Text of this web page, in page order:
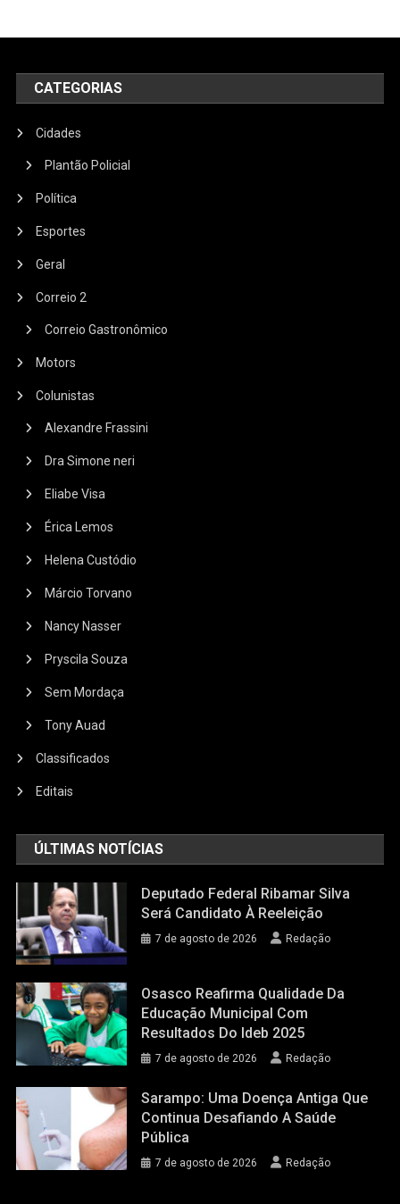
CATEGORIAS
Cidades
Plantão Policial
Política
Esportes
Geral
Correio 2
Correio Gastronômico
Motors
Colunistas
Alexandre Frassini
Dra Simone neri
Eliabe Visa
Érica Lemos
Helena Custódio
Márcio Torvano
Nancy Nasser
Pryscila Souza
Sem Mordaça
Tony Auad
Classificados
Editais
ÚLTIMAS NOTÍCIAS
Deputado Federal Ribamar Silva
Será Candidato À Reeleição
7 de agosto de 2026 Redação
Osasco Reafirma Qualidade Da
Educação Municipal Com
Resultados Do Ideb 2025
7 de agosto de 2026 Redação
Sarampo: Uma Doença Antiga Que
Continua Desafiando A Saúde
Pública
7 de agosto de 2026 Redação